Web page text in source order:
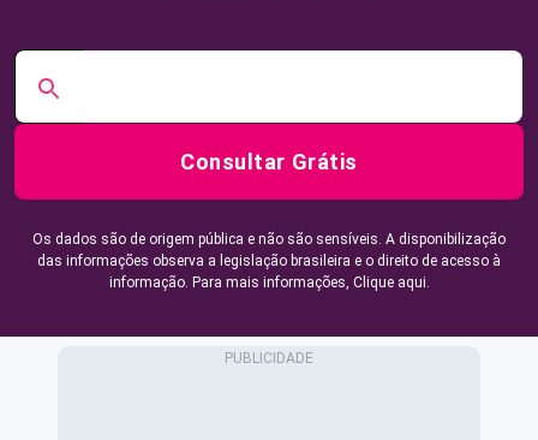
Consultar Grátis
Os dados são de origem pública e não são sensíveis. A disponibilização
das informações observa a legislação brasileira e o direito de acesso à
informação. Para mais informações, Clique aqui.